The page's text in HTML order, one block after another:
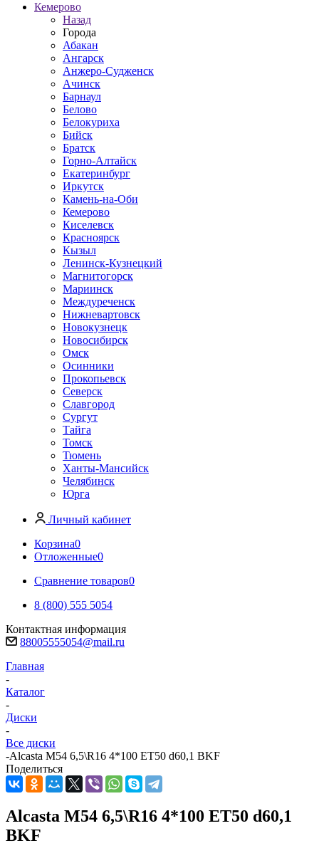
Кемерово
Назад
Города
Абакан
Ангарск
Анжеро-Судженск
Ачинск
Барнаул
Белово
Белокуриха
Бийск
Братск
Горно-Алтайск
Екатеринбург
Иркутск
Камень-на-Оби
Кемерово
Киселевск
Красноярск
Кызыл
Ленинск-Кузнецкий
Магнитогорск
Мариинск
Междуреченск
Нижневартовск
Новокузнецк
Новосибирск
Омск
Осинники
Прокопьевск
Северск
Славгород
Сургут
Тайга
Томск
Тюмень
Ханты-Мансийск
Челябинск
Юрга
Личный кабинет
Корзина0
Отложенные0
Сравнение товаров0
8 (800) 555 5054
Контактная информация
88005555054@mail.ru
Главная
-
Каталог
-
Диски
-
Все диски
-Alcasta M54 6,5\R16 4*100 ET50 d60,1 BKF
Поделиться
Alcasta M54 6,5\R16 4*100 ET50 d60,1
BKF